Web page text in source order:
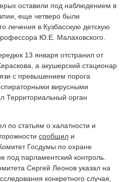
оставили под наблюдением в
еще четверо были
лечения в Кузбасскую детскую
Ю.Е. Малаховского.
13 января отстранил от
а акушерский стационар
с превышением порога
вирусными
Территориальный орган
по статьям о халатности и
сообщил и
Госдумы по охране
под парламентский контроль.
Сергей Леонов указал на
конкретного случая,